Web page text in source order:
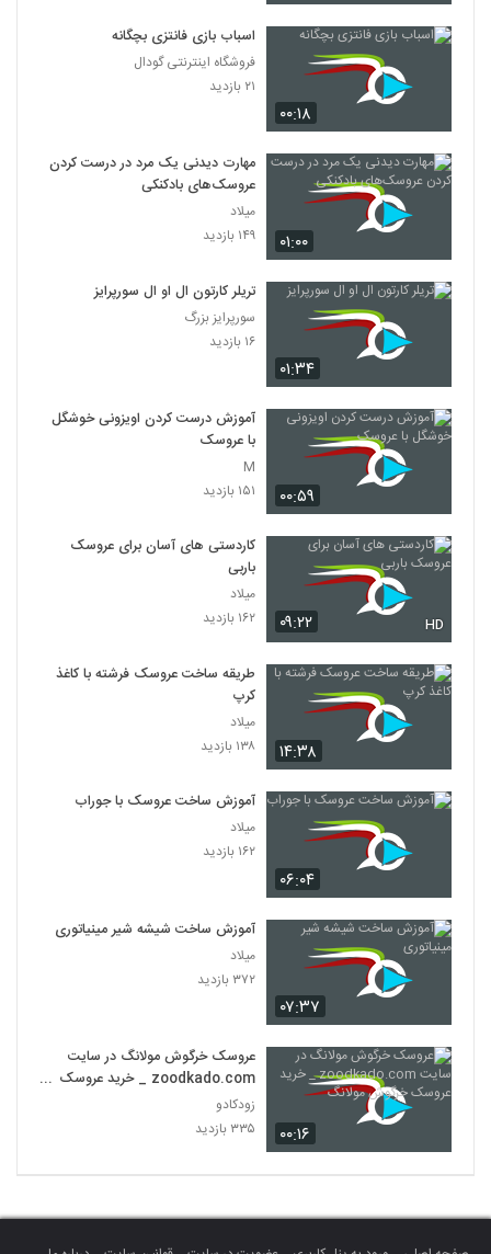
۰۰:۱۸
اسباب بازی فانتزی بچگانه
فروشگاه اینترنتی گودال
۲۱ بازدید
۰۱:۰۰
مهارت دیدنی یک مرد در درست کردن
عروسک‌های بادکنکی
میلاد
۱۴۹ بازدید
۰۱:۳۴
تریلر کارتون ال او ال سورپرایز
سورپرایز بزرگ
۱۶ بازدید
۰۰:۵۹
آموزش درست کردن اویزونی خوشگل
با عروسک
M
۱۵۱ بازدید
۰۹:۲۲ HD
کاردستی های آسان برای عروسک
باربی
میلاد
۱۶۲ بازدید
۱۴:۳۸
طریقه ساخت عروسک فرشته با کاغذ
کرپ
میلاد
۱۳۸ بازدید
۰۶:۰۴
آموزش ساخت عروسک با جوراب
میلاد
۱۶۲ بازدید
۰۷:۳۷
آموزش ساخت شیشه شیر مینیاتوری
میلاد
۳۷۲ بازدید
۰۰:۱۶
عروسک خرگوش مولانگ در سایت
zoodkado.com _ خرید عروسک
خرگوش مولانگ
زودکادو
۳۳۵ بازدید